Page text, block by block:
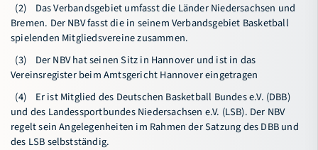
(2) Das Verbandsgebiet umfasst die Länder Niedersachsen und
Bremen. Der NBV fasst die in seinem Verbandsgebiet Basketball
spielenden Mitgliedsvereine zusammen.
(3) Der NBV hat seinen Sitz in Hannover und ist in das
Vereinsregister beim Amtsgericht Hannover eingetragen
(4) Er ist Mitglied des Deutschen Basketball Bundes e.V. (DBB)
und des Landessportbundes Niedersachsen e.V. (LSB). Der NBV
regelt sein Angelegenheiten im Rahmen der Satzung des DBB und
des LSB selbstständig.
Förderer / Partner
Bildungsportal Meldeportal